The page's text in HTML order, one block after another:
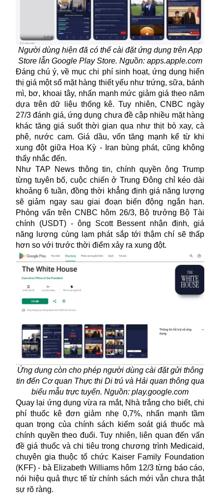
Người dùng hiện đã có thể cài đặt ứng dụng trên App
Store lẫn Google Play Store. Nguồn: apps.apple.com
Đáng chú ý, về mục chi phí sinh hoạt, ứng dụng hiển
thị giá một số mặt hàng thiết yếu như trứng, sữa, bánh
mì, bơ, khoai tây, nhấn mạnh mức giảm giá theo năm
dựa trên dữ liệu thống kê. Tuy nhiên, CNBC ngày
27/3 đánh giá, ứng dụng chưa đề cập nhiều mặt hàng
khác tăng giá suốt thời gian qua như thịt bò xay, cà
phê, nước cam. Giá dầu, vốn tăng mạnh kể từ khi
xung đột giữa Hoa Kỳ - Iran bùng phát, cũng không
thấy nhắc đến.
Như TAP News thông tin, chính quyền ông Trump
từng tuyên bố, cuộc chiến ở Trung Đông chỉ kéo dài
khoảng 6 tuần, đồng thời khẳng định giá năng lượng
sẽ giảm ngay sau giai đoạn biến động ngắn hạn.
Phỏng vấn trên CNBC hôm 26/3, Bộ trưởng Bộ Tài
chính (USDT) - ông Scott Bessent nhận định, giá
năng lượng cùng lạm phát sắp tới thậm chí sẽ thấp
hơn so với trước thời điểm xảy ra xung đột.
Ứng dụng còn cho phép người dùng cài đặt gửi thông
tin đến Cơ quan Thực thi Di trú và Hải quan thông qua
biểu mẫu trực tuyến. Nguồn: play.google.com
Quay lại ứng dụng vừa ra mắt, Nhà trắng cho biết, chi
phí thuốc kê đơn giảm nhẹ 0,7%, nhấn mạnh tầm
quan trọng của chính sách kiểm soát giá thuốc mà
chính quyền theo đuổi. Tuy nhiên, liên quan đến vấn
đề giá thuốc và chi tiêu trong chương trình Medicaid,
chuyên gia thuộc tổ chức Kaiser Family Foundation
(KFF) - bà Elizabeth Williams hôm 12/3 từng báo cáo,
nói hiệu quả thực tế từ chính sách mới vẫn chưa thật
sự rõ ràng.